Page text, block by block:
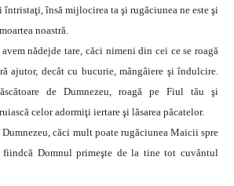
însă mijlocirea ta şi rugăciunea ne este şi
noastră.
nădejde tare, căci nimeni din cei ce se roagă
ajutor, decât cu bucurie, mângâiere şi îndulcire.
de Dumnezeu, roagă pe Fiul tău şi
celor adormiţi iertare şi lăsarea păcatelor.
Dumnezeu, căci mult poate rugăciunea Maicii spre
fiindcă Domnul primeşte de la tine tot cuvântul